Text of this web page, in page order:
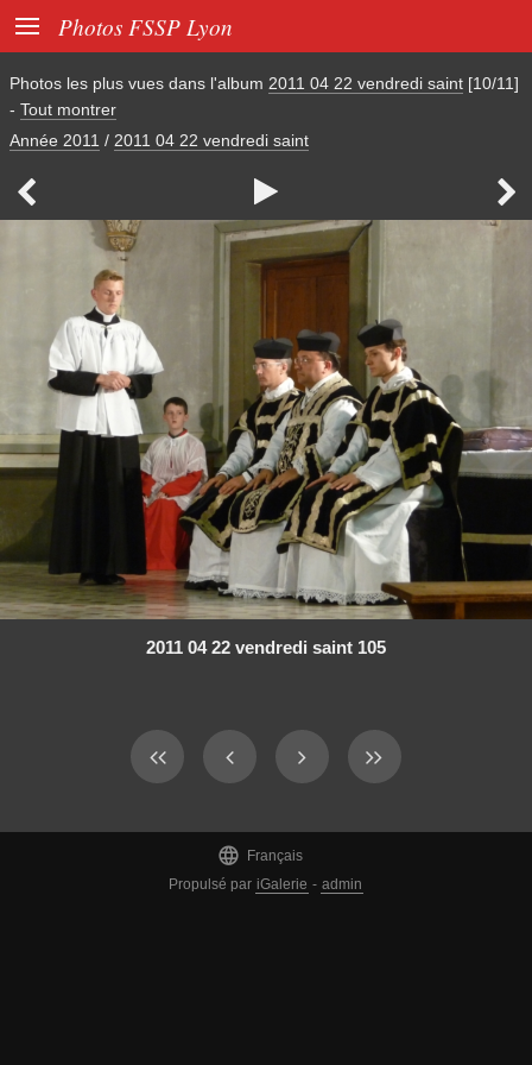
 Photos FSSP Lyon
Photos les plus vues dans l'album 2011 04 22 vendredi saint [10/11]
- Tout montrer
Année 2011 / 2011 04 22 vendredi saint
  
2011 04 22 vendredi saint 105

Français
Propulsé par iGalerie - admin